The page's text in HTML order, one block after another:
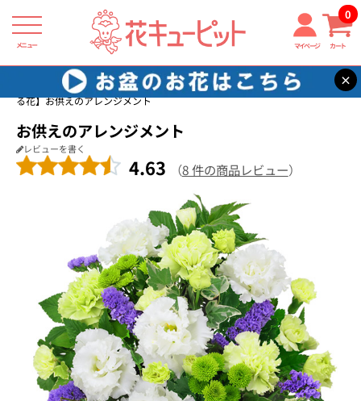
メニュー マイページ カート
0
×
花キューピット 四十九日法要以降に贈る花
【四十九日法要以降に贈
る花】お供えのアレンジメント
お供えのアレンジメント
レビューを書く
4.63 （8 件の商品レビュー）